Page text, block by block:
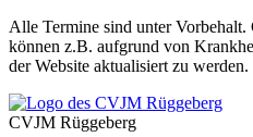
Alle Termine sind unter Vorbehalt.
können z.B. aufgrund von
der Website aktualisiert zu werden.
CVJM Rüggeberg